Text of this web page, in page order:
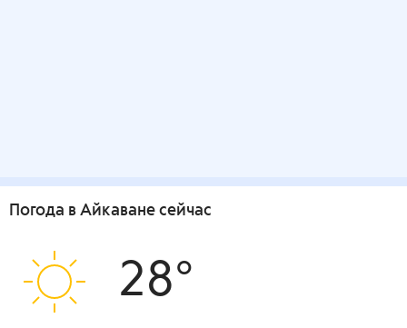
Погода в Айкаване сейчас
28°